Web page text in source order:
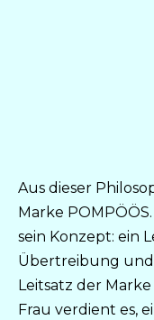
Aus dieser
Marke
sein Konzept: ein
Übertreibung und
Leitsatz der
Frau verdient es,